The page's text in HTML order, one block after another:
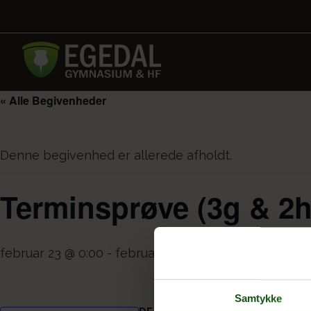
Samtykke
« Alle Begivenheder
Denne begivenhed er allerede afholdt.
Terminsprøve (3g &
februar 23 @ 0:00 - februar 25 @ 0:00